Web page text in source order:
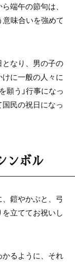
端午の節句は、
意味合いを強めて
なり、男の子の
に一般の人々に
願う」行事になっ
民の祝日になっ
ンボル
鎧やかぶと、弓
立ててお祝いし
るように、それ